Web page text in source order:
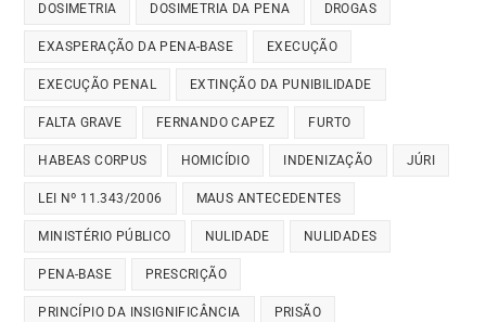
DOSIMETRIA DOSIMETRIA DA PENA DROGAS
EXASPERAÇÃO DA PENA-BASE EXECUÇÃO
EXECUÇÃO PENAL EXTINÇÃO DA PUNIBILIDADE
FALTA GRAVE FERNANDO CAPEZ FURTO
HABEAS CORPUS HOMICÍDIO INDENIZAÇÃO JÚRI
LEI Nº 11.343/2006 MAUS ANTECEDENTES
MINISTÉRIO PÚBLICO NULIDADE NULIDADES
PENA-BASE PRESCRIÇÃO
PRINCÍPIO DA INSIGNIFICÂNCIA PRISÃO